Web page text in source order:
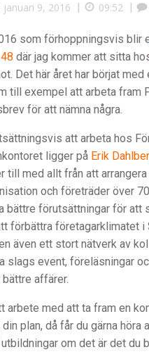
januari 9, 2016 | 09:52 |
som förhoppningsvis blir
där jag kommer att sitta
Det här året har börjat
till exempel att arbeta fram
för att nämna några.
att arbeta hos
ligger på Erik
till med allt från att
och företräder över
bättre förutsättningar för att
förbättra företagarklimatet i
även ett stort nätverk av
slags event, föreläsningar
affärer.
arbete med att ta fram en
plan, då får du gärna
om det är det du